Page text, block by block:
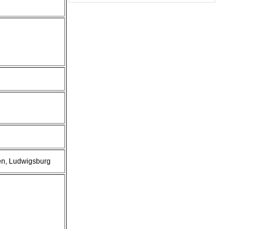
Ludwigsburg